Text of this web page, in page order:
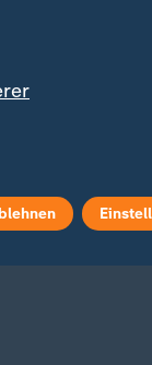
- Energie